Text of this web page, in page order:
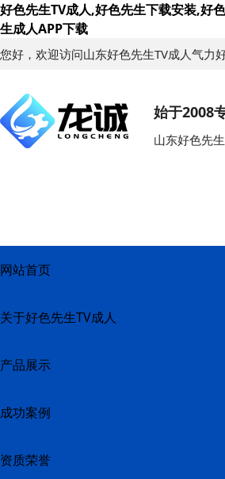
好色先生TV成人,好色先生下载安装,好
生成人APP下载
您好，欢迎访问山东好色先生TV成人气力
始于2008
山东好色先
网站首页
关于好色先生TV成人
产品展示
成功案例
资质荣誉